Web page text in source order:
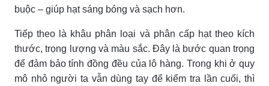
buộc – giúp hạt sáng bóng và sạch hơn.
Tiếp theo là khâu phân loại và phân cấp hạt theo kích
thước, trọng lượng và màu sắc. Đây là bước quan trọng
để đảm bảo tính đồng đều của lô hàng. Trong khi ở quy
mô nhỏ người ta vẫn dùng tay để kiểm tra lần cuối, thì